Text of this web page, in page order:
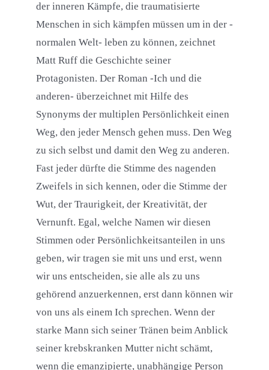
der inneren Kämpfe, die traumatisierte
Menschen in sich kämpfen müssen um in der -
normalen Welt- leben zu können, zeichnet
Matt Ruff die Geschichte seiner
Protagonisten. Der Roman -Ich und die
anderen- überzeichnet mit Hilfe des
Synonyms der multiplen Persönlichkeit einen
Weg, den jeder Mensch gehen muss. Den Weg
zu sich selbst und damit den Weg zu anderen.
Fast jeder dürfte die Stimme des nagenden
Zweifels in sich kennen, oder die Stimme der
Wut, der Traurigkeit, der Kreativität, der
Vernunft. Egal, welche Namen wir diesen
Stimmen oder Persönlichkeitsanteilen in uns
geben, wir tragen sie mit uns und erst, wenn
wir uns entscheiden, sie alle als zu uns
gehörend anzuerkennen, erst dann können wir
von uns als einem Ich sprechen. Wenn der
starke Mann sich seiner Tränen beim Anblick
seiner krebskranken Mutter nicht schämt,
wenn die emanzipierte, unabhängige Person